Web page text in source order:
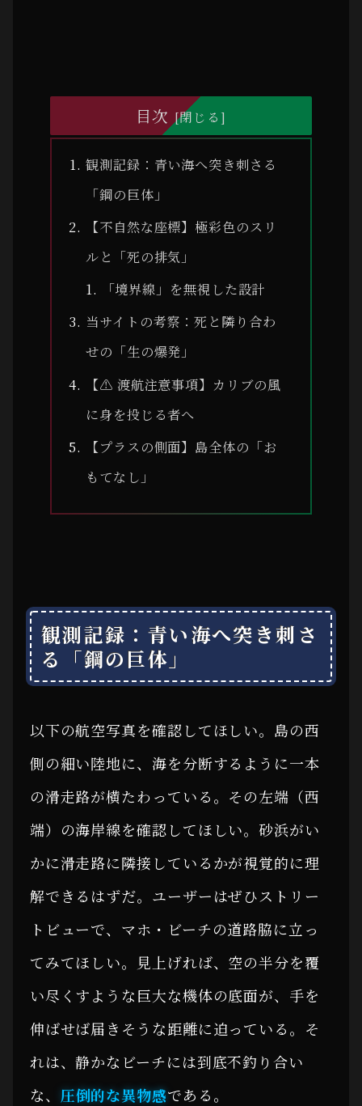
目次
観測記録：青い海へ突き刺さる
「鋼の巨体」
【不自然な座標】極彩色のスリ
ルと「死の排気」
「境界線」を無視した設計
当サイトの考察：死と隣り合わ
せの「生の爆発」
【⚠ 渡航注意事項】カリブの風
に身を投じる者へ
【プラスの側面】島全体の「お
もてなし」
観測記録：青い海へ突き刺さ
る「鋼の巨体」
以下の航空写真を確認してほしい。島の西
側の細い陸地に、海を分断するように一本
の滑走路が横たわっている。その左端（西
端）の海岸線を確認してほしい。砂浜がい
かに滑走路に隣接しているかが視覚的に理
解できるはずだ。ユーザーはぜひストリー
トビューで、マホ・ビーチの道路脇に立っ
てみてほしい。見上げれば、空の半分を覆
い尽くすような巨大な機体の底面が、手を
伸ばせば届きそうな距離に迫っている。そ
れは、静かなビーチには到底不釣り合い
な、 圧倒的な異物感である。